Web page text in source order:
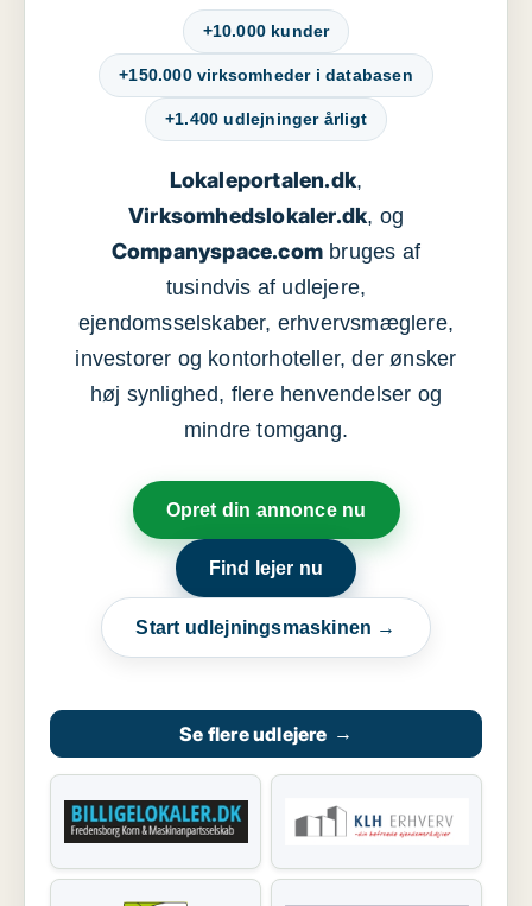
+10.000 kunder
+150.000 virksomheder i databasen
+1.400 udlejninger årligt
Lokaleportalen.dk,
Virksomhedslokaler.dk, og
Companyspace.com bruges af
tusindvis af udlejere,
ejendomsselskaber, erhvervsmæglere,
investorer og kontorhoteller, der ønsker
høj synlighed, flere henvendelser og
mindre tomgang.
Opret din annonce nu
Find lejer nu
Start udlejningsmaskinen →
Se flere udlejere →